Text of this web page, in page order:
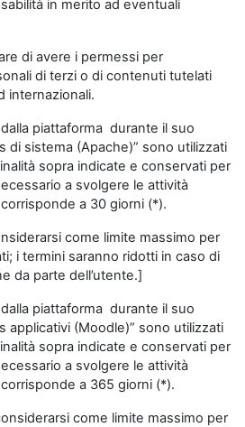
in merito ad eventuali
di avere i permessi per
di terzi o di contenuti tutelati
internazionali.
piattaforma durante il suo
di sistema (Apache)” sono utilizzati
sopra indicate e conservati per
a svolgere le attività
a 30 giorni (*).
come limite massimo per
i termini saranno ridotti in caso di
da parte dell’utente.]
piattaforma durante il suo
applicativi (Moodle)” sono utilizzati
sopra indicate e conservati per
a svolgere le attività
a 365 giorni (*).
come limite massimo per